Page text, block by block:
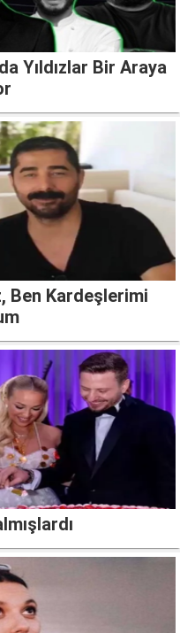
Yıldızlar Bir Araya
Ben Kardeşlerimi